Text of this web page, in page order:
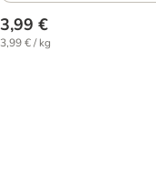
3,99 €
3,99 € / kg